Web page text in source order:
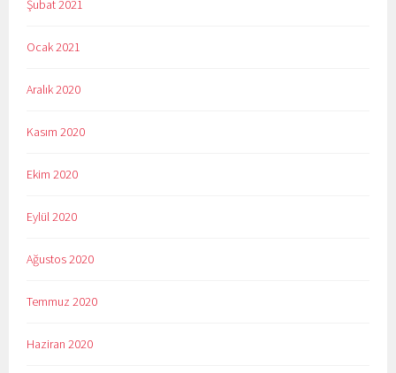
Şubat 2021
Ocak 2021
Aralık 2020
Kasım 2020
Ekim 2020
Eylül 2020
Ağustos 2020
Temmuz 2020
Haziran 2020